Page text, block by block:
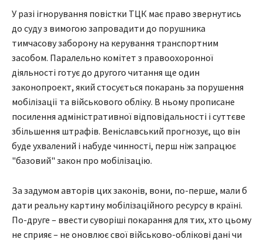
У разі ігнорування повістки ТЦК має право звернутись
до суду з вимогою запровадити до порушника
тимчасову заборону на керування транспортним
засобом. Паралельно комітет з правоохоронної
діяльності готує до другого читання ще один
законопроект, який стосується покарань за порушення
мобілізації та військового обліку. В ньому прописане
посилення адміністративної відповідальності і суттєве
збільшення штрафів. Веніславський прогнозує, що він
буде ухвалений і набуде чинності, перш ніж запрацює
"базовий" закон про мобілізацію.
За задумом авторів цих законів, вони, по-перше, мали б
дати реальну картину мобілізаційного ресурсу в країні.
По-друге – ввести суворіші покарання для тих, хто цьому
не сприяє – не оновлює свої військово-облікові дані чи